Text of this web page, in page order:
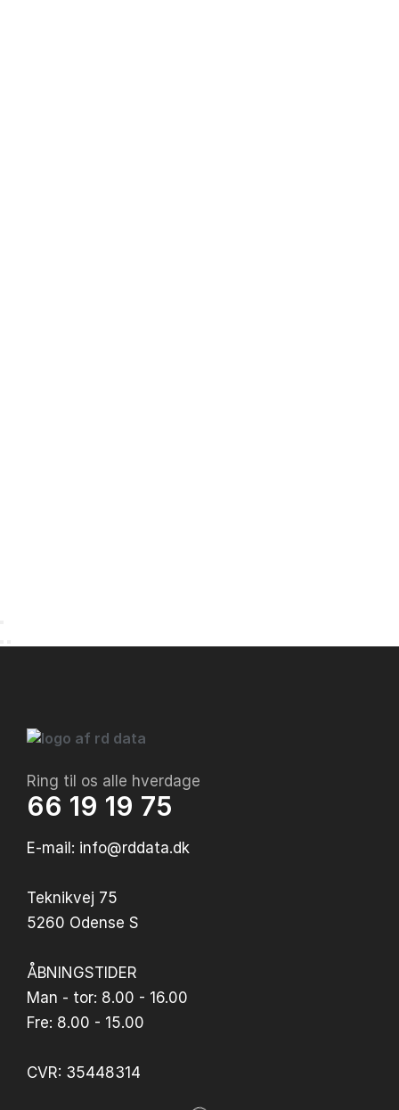
Ring til os alle hverdage
66 19 19 75
E-mail: info@rddata.dk
Teknikvej 75
5260 Odense S
ÅBNINGSTIDER
Man - tor: 8.00 - 16.00
Fre: 8.00 - 15.00
CVR: 35448314